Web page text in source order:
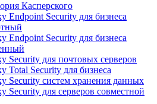
Касперского
Endpoint Security для бизнеса
Endpoint Security для бизнеса
Security для почтовых серверов
Total Security для бизнеса
Security систем хранения данных
Security для серверов совместной